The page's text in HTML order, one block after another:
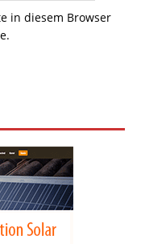
in diesem Browser